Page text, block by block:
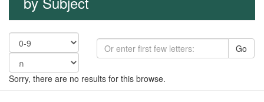
Go
Sorry, there are no results for this browse.